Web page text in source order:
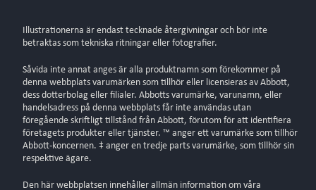
Illustrationerna är endast tecknade återgivningar och bör inte
betraktas som tekniska ritningar eller fotografier.
Såvida inte annat anges är alla produktnamn som förekommer på
denna webbplats varumärken som tillhör eller licensieras av Abbott,
dess dotterbolag eller filialer. Abbotts varumärke, varunamn, eller
handelsadress på denna webbplats får inte användas utan
föregående skriftligt tillstånd från Abbott, förutom för att identifiera
företagets produkter eller tjänster. ™ anger ett varumärke som tillhör
Abbott-koncernen. ‡ anger en tredje parts varumärke, som tillhör sin
respektive ägare.
Den här webbplatsen innehåller allmän information om våra